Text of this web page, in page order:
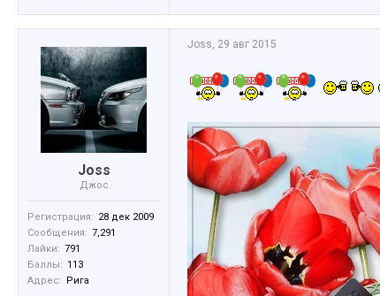
Joss
Джос
Регистрация: 28 дек 2009
Сообщения: 7,291
Лайки: 791
Баллы: 113
Адрес:
Рига
Joss, 29 авг 2015